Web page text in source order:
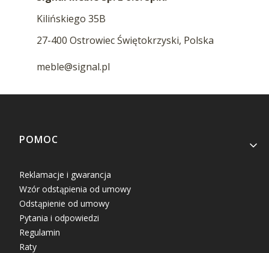
Kilińskiego 35B
27-400 Ostrowiec Świętokrzyski, Polska
meble@signal.pl
Linki w stopce
POMOC
Reklamacje i gwarancja
Wzór odstąpienia od umowy
Odstąpienie od umowy
Pytania i odpowiedzi
Regulamin
Raty